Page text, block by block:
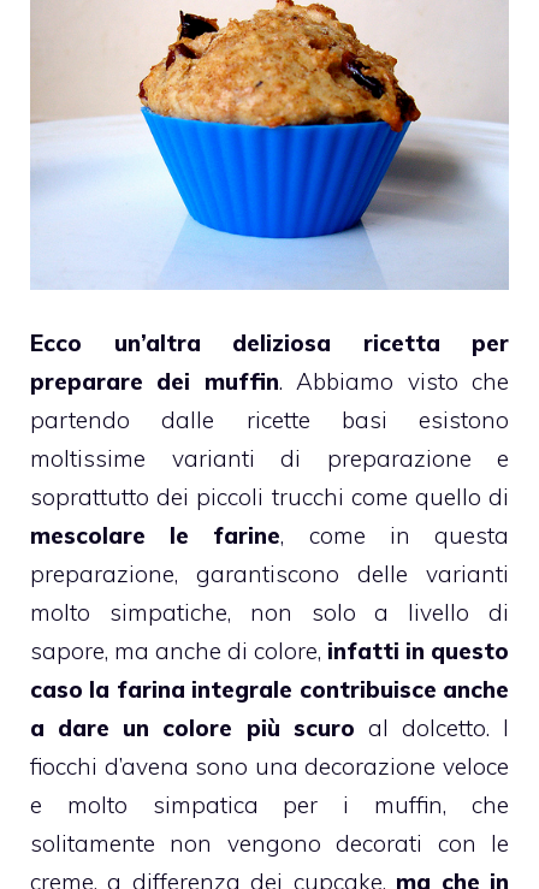
Ecco un’altra deliziosa ricetta per
preparare dei muffin. Abbiamo visto che
partendo dalle ricette basi esistono
moltissime varianti di preparazione e
soprattutto dei piccoli trucchi come quello di
mescolare le farine, come in questa
preparazione, garantiscono delle varianti
molto simpatiche, non solo a livello di
sapore, ma anche di colore, infatti in questo
caso la farina integrale contribuisce anche
a dare un colore più scuro al dolcetto. I
fiocchi d’avena sono una decorazione veloce
e molto simpatica per i muffin, che
solitamente non vengono decorati con le
creme, a differenza dei cupcake, ma che in